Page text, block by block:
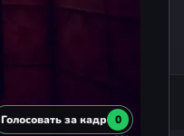
Голосовать за кадр 0